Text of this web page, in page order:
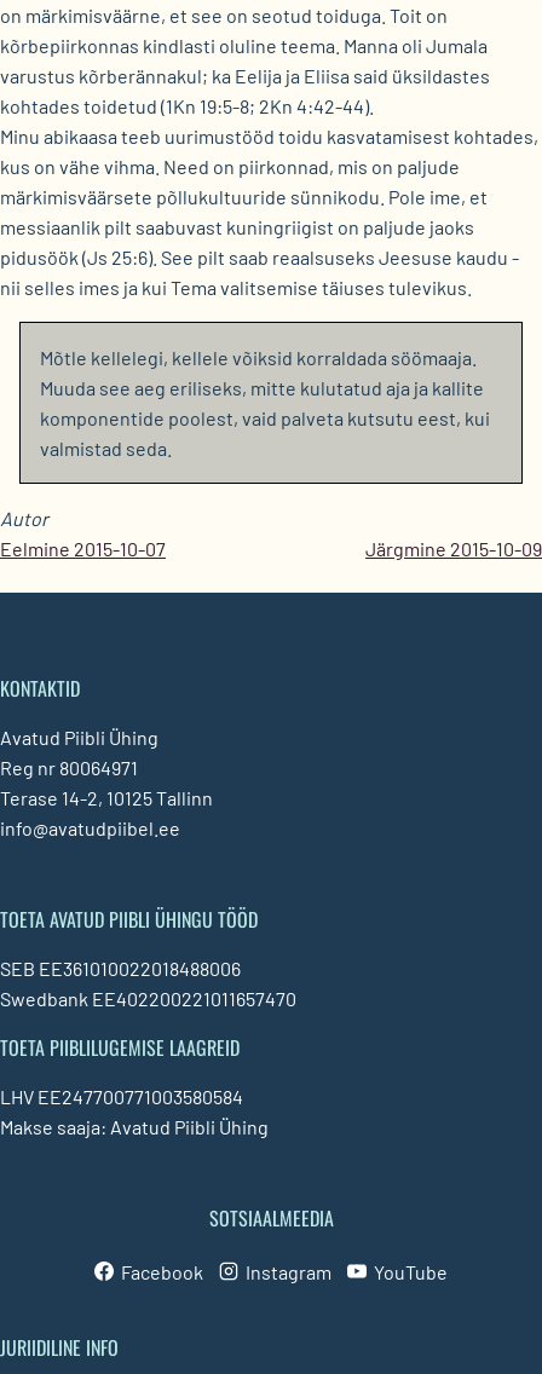
on märkimisväärne, et see on seotud toiduga. Toit on
kõrbepiirkonnas kindlasti oluline teema. Manna oli Jumala
varustus kõrberännakul; ka Eelija ja Eliisa said üksildastes
kohtades toidetud (1Kn 19:5-8; 2Kn 4:42-44).
Minu abikaasa teeb uurimustööd toidu kasvatamisest kohtades,
kus on vähe vihma. Need on piirkonnad, mis on paljude
märkimisväärsete põllukultuuride sünnikodu. Pole ime, et
messiaanlik pilt saabuvast kuningriigist on paljude jaoks
pidusöök (Js 25:6). See pilt saab reaalsuseks Jeesuse kaudu -
nii selles imes ja kui Tema valitsemise täiuses tulevikus.
Mõtle kellelegi, kellele võiksid korraldada söömaaja.
Muuda see aeg eriliseks, mitte kulutatud aja ja kallite
komponentide poolest, vaid palveta kutsutu eest, kui
valmistad seda.
Autor
Eelmine 2015-10-07
Järgmine 2015-10-09
KONTAKTID
Avatud Piibli Ühing
Reg nr 80064971
Terase 14-2, 10125 Tallinn
info@avatudpiibel.ee
TOETA AVATUD PIIBLI ÜHINGU TÖÖD
SEB EE361010022018488006
Swedbank EE402200221011657470
TOETA PIIBLILUGEMISE LAAGREID
LHV EE247700771003580584
Makse saaja: Avatud Piibli Ühing
SOTSIAALMEEDIA
Facebook Instagram YouTube
JURIIDILINE INFO